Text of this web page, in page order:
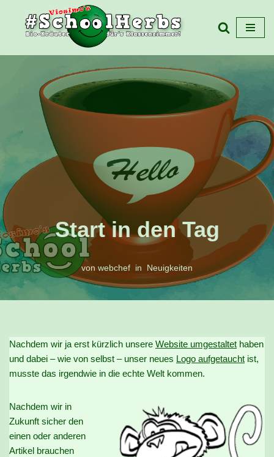
Zum
Start in den Tag
von webchef Neuigkeiten
Nachdem wir ja erst kürzlich unsere Website umgestaltet haben
und dabei – wie von selbst – unser neues Logo aufgetaucht ist,
musste das irgendwie in die echte Welt kommen.
Nachdem wir in
Zukunft sicher den
einen oder anderen
Artikel brauchen